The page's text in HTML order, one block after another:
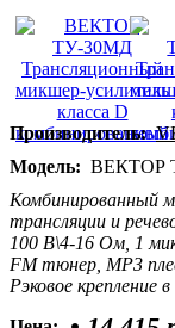
Производитель:
Модель: ВЕКТОР
Комбинированный
трансляции и
100 В\4-16 Ом, 1
FM тюнер, MP3
Рэковое крепление